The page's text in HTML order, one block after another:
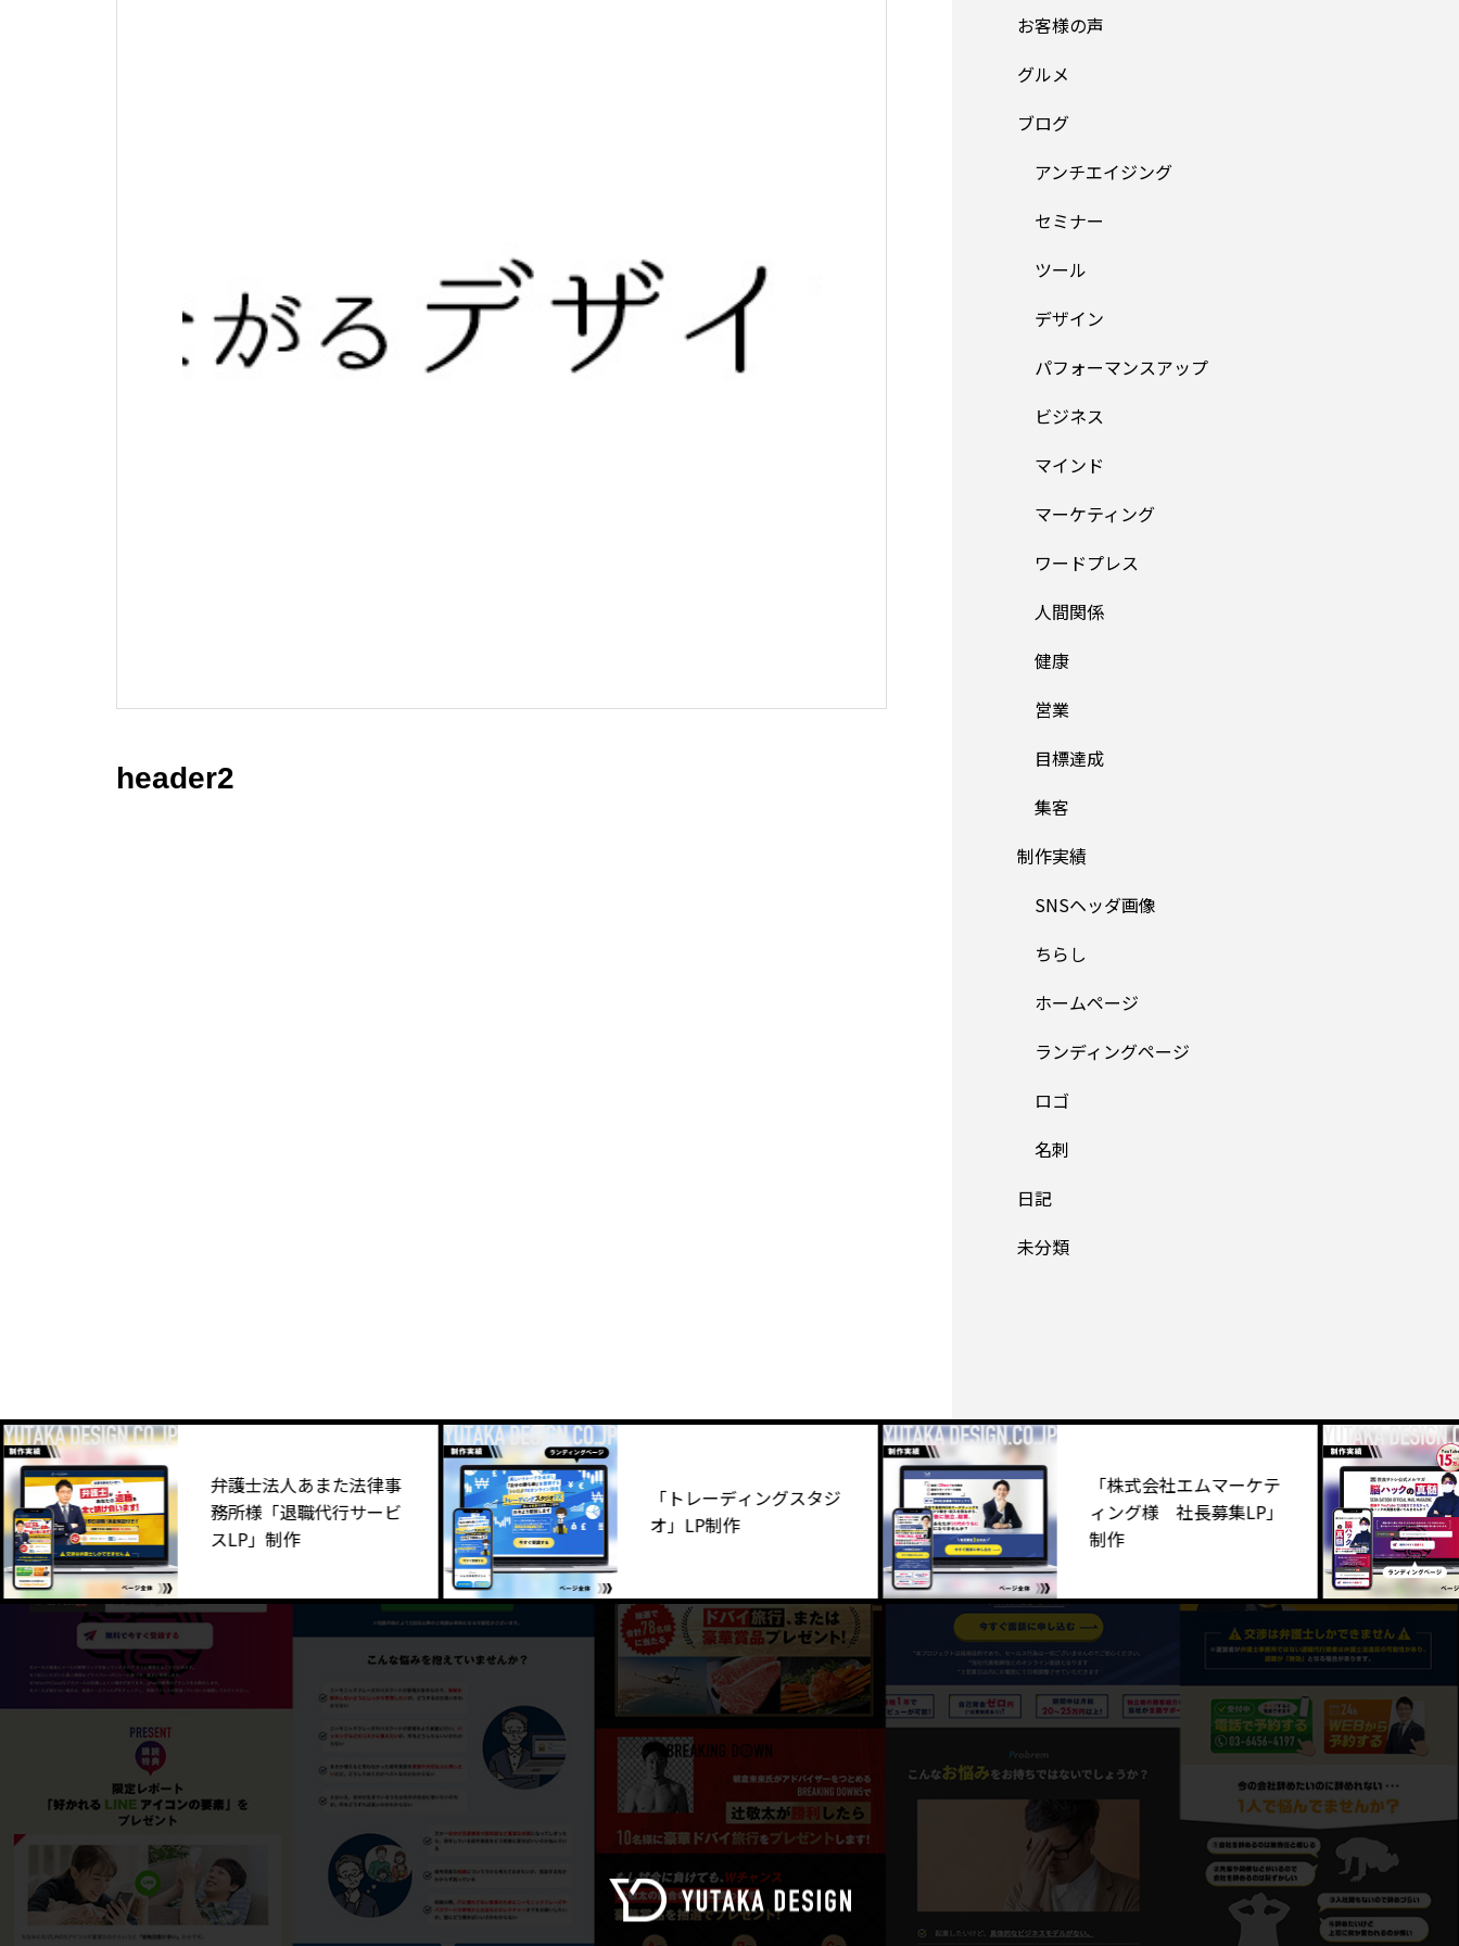
header2
お客様の声
グルメ
ブログ
アンチエイジング
セミナー
ツール
デザイン
パフォーマンスアップ
ビジネス
マインド
マーケティング
ワードプレス
人間関係
健康
営業
目標達成
集客
制作実績
SNSヘッダ画像
ちらし
ホームページ
ランディングページ
ロゴ
名刺
日記
未分類
弁護士法人あまた法律事
務所様「退職代行サービ
スLP」制作
「トレーディングスタジ
オ」LP制作
「株式会社エムマーケテ
ィング様 社長募集LP」
制作